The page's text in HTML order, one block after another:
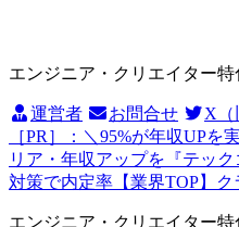
エンジニア・クリエイター
運営者 お問合せ X（
［PR］：＼95%が年収UP
リア・年収アップを『テッ
対策で内定率【業界TOP】ク
エンジニア・クリエイター